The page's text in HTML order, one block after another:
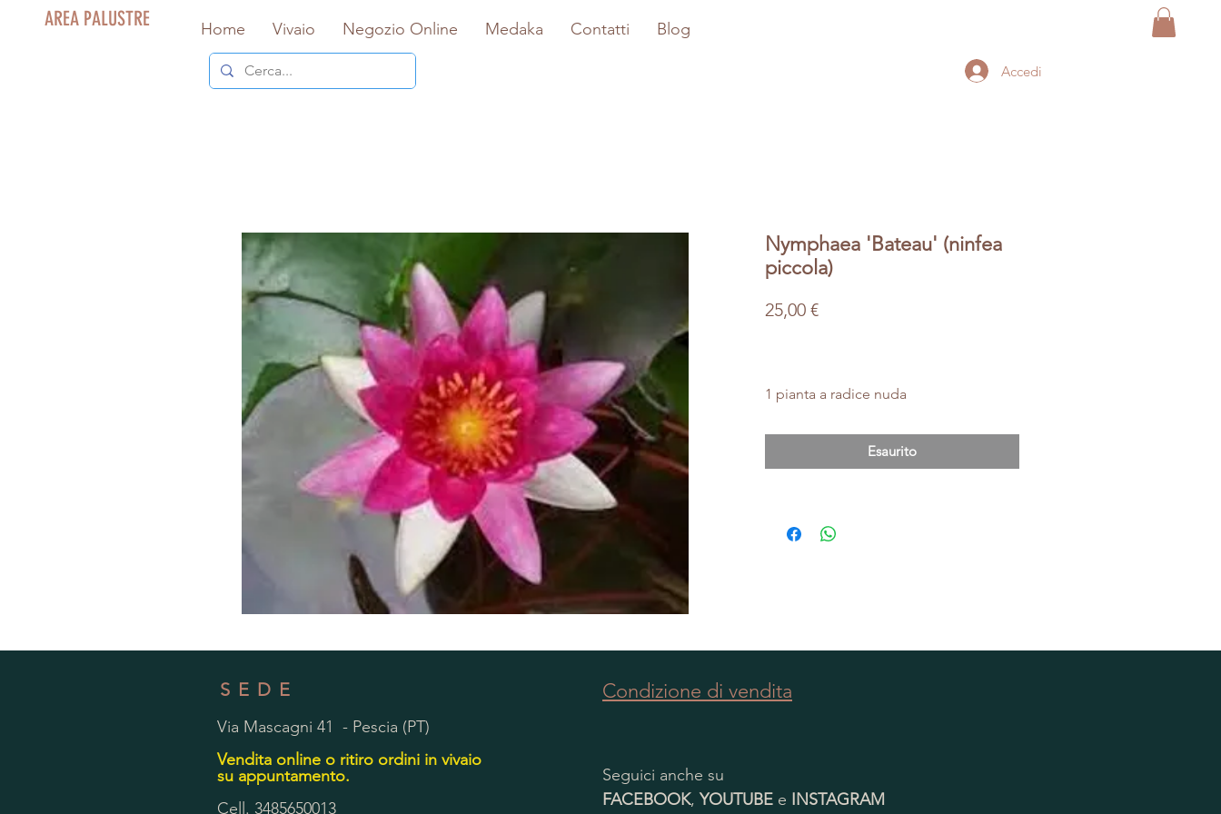
AREA PALUSTRE Home Vivaio Negozio Online Medaka Contatti Blog
Accedi
Nymphaea 'Bateau' (ninfea
piccola)
25,00 €Prezzo
1 pianta a radice nuda
Esaurito
SEDE
Via Mascagni 41 - Pescia (PT)
Vendita online o ritiro ordini in vivaio
su appuntamento.
Cell. 3485650013
Condizione di vendita
Seguici anche su
FACEBOOK,YOUTUBE e INSTAGRAM